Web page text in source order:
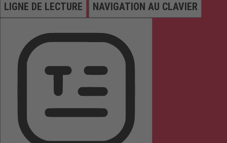
LIGNE DE LECTURE NAVIGATION AU CLAVIER